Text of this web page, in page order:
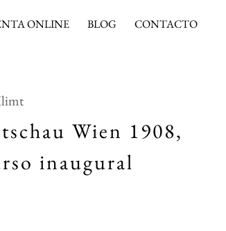
ONLINE BLOG CONTACTO
Wien 1908,
inaugural